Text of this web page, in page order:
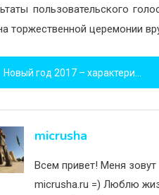
пользовательского
торжественной церемонии
Новый год 2017 – характеристика, как встречать, что надеть
micrusha
Всем привет! Меня
micrusha.ru =) Люблю